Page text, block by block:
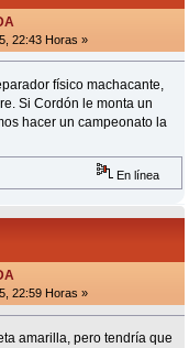
22:43 Horas »
físico machacante,
Si Cordón le monta un
hacer un campeonato la
En línea
22:59 Horas »
amarilla, pero tendría que